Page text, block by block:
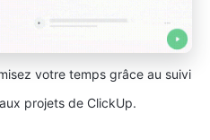
votre temps grâce au suivi
projets de ClickUp.